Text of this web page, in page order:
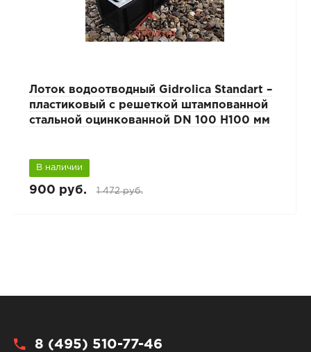
Лоток водоотводный Gidrolica Standart –
пластиковый с решеткой штампованной
стальной оцинкованной DN 100 H100 мм
В наличии
900 руб. 1 472 руб.
8 (495) 510-77-46